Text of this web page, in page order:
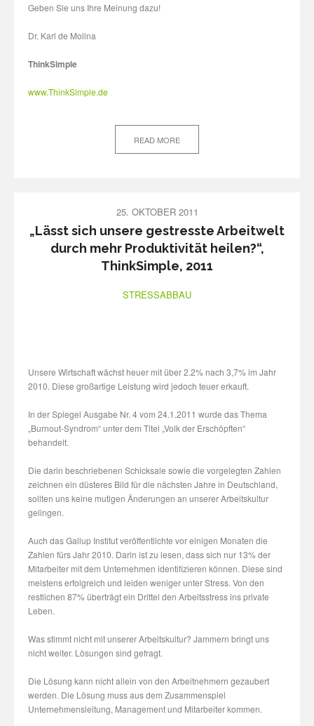
Geben Sie uns Ihre Meinung dazu!
Dr. Karl de Molina
ThinkSimple
www.ThinkSimple.de
READ MORE
25. OKTOBER 2011
„Lässt sich unsere gestresste Arbeitwelt
durch mehr Produktivität heilen?“,
ThinkSimple, 2011
STRESSABBAU
Unsere Wirtschaft wächst heuer mit über 2.2% nach 3,7% im Jahr
2010. Diese großartige Leistung wird jedoch teuer erkauft.
In der Spiegel Ausgabe Nr. 4 vom 24.1.2011 wurde das Thema
„Burnout-Syndrom“ unter dem Titel „Volk der Erschöpften“
behandelt.
Die darin beschriebenen Schicksale sowie die vorgelegten Zahlen
zeichnen ein düsteres Bild für die nächsten Jahre in Deutschland,
sollten uns keine mutigen Änderungen an unserer Arbeitskultur
gelingen.
Auch das Gallup Institut veröffentlichte vor einigen Monaten die
Zahlen fürs Jahr 2010. Darin ist zu lesen, dass sich nur 13% der
Mitarbeiter mit dem Unternehmen identifizieren können. Diese sind
meistens erfolgreich und leiden weniger unter Stress. Von den
restlichen 87% überträgt ein Drittel den Arbeitsstress ins private
Leben.
Was stimmt nicht mit unserer Arbeitskultur? Jammern bringt uns
nicht weiter. Lösungen sind gefragt.
Die Lösung kann nicht allein von den Arbeitnehmern gezaubert
werden. Die Lösung muss aus dem Zusammenspiel
Unternehmensleitung, Management und Mitarbeiter kommen.